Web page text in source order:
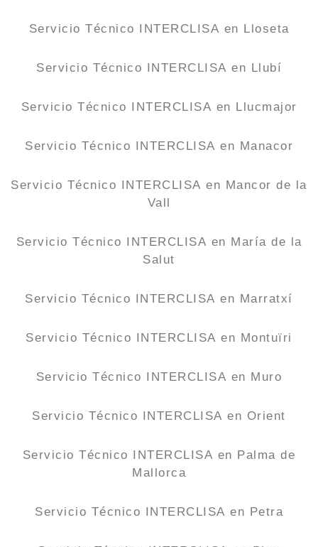
Servicio Técnico INTERCLISA en Lloseta
Servicio Técnico INTERCLISA en Llubí
Servicio Técnico INTERCLISA en Llucmajor
Servicio Técnico INTERCLISA en Manacor
Servicio Técnico INTERCLISA en Mancor de la
Vall
Servicio Técnico INTERCLISA en María de la
Salut
Servicio Técnico INTERCLISA en Marratxí
Servicio Técnico INTERCLISA en Montuïri
Servicio Técnico INTERCLISA en Muro
Servicio Técnico INTERCLISA en Orient
Servicio Técnico INTERCLISA en Palma de
Mallorca
Servicio Técnico INTERCLISA en Petra